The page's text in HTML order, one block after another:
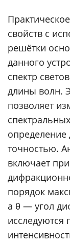
свойств с
решётки
данного
спектр
длины волн.
позволяет
точностью.
включает
порядок
а θ — угол